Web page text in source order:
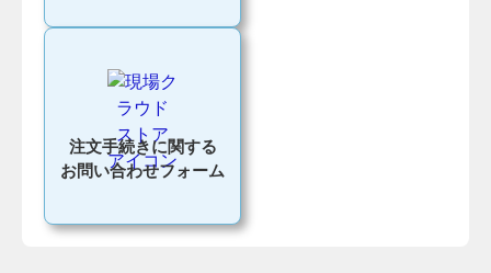
注文手続きに関する
お問い合わせフォーム